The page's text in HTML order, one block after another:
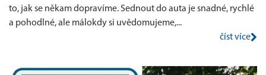
to, jak se někam dopravíme. Sednout do auta je snadné, rychlé
a pohodlné, ale málokdy si uvědomujeme,...
číst více